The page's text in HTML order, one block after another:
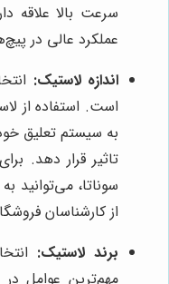
سرعت بالا علاقه
عملکرد عالی در
اندازه لاستیک:
است. استفاده از
به سیستم تعلیق
تاثیر قرار دهد.
سوناتا، می‌توانید
از کارشناسان
برند لاستیک:
مهم‌ترین عوامل